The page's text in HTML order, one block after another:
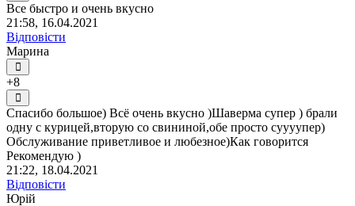
Все быстро и очень вкусно
21:58, 16.04.2021
Відповісти
Марина
+8
Спасибо большое) Всё очень вкусно )Шаверма супер ) брали
одну с курицей,вторую со свининой,обе просто суууупер)
Обслуживание приветливое и любезное)Как говорится
Рекомендую )
21:22, 18.04.2021
Відповісти
Юрій